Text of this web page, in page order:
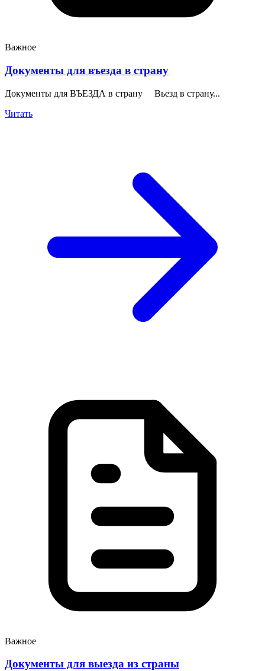
Важное
Документы для въезда в страну
Документы для ВЪЕЗДА в страну Вьезд в страну...
Читать
Важное
Документы для выезда из страны